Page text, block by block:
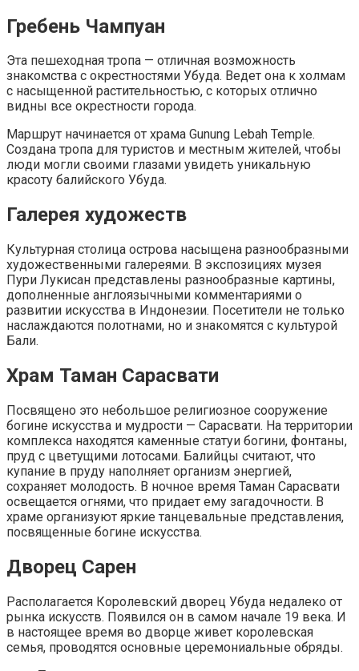
Гребень Чампуан
Эта пешеходная тропа — отличная возможность
знакомства с окрестностями Убуда. Ведет она к холмам
с насыщенной растительностью, с которых отлично
видны все окрестности города.
Маршрут начинается от храма Gunung Lebah Temple.
Создана тропа для туристов и местным жителей, чтобы
люди могли своими глазами увидеть уникальную
красоту балийского Убуда.
Галерея художеств
Культурная столица острова насыщена разнообразными
художественными галереями. В экспозициях музея
Пури Лукисан представлены разнообразные картины,
дополненные англоязычными комментариями о
развитии искусства в Индонезии. Посетители не только
наслаждаются полотнами, но и знакомятся с культурой
Бали.
Храм Таман Сарасвати
Посвящено это небольшое религиозное сооружение
богине искусства и мудрости — Сарасвати. На территории
комплекса находятся каменные статуи богини, фонтаны,
пруд с цветущими лотосами. Балийцы считают, что
купание в пруду наполняет организм энергией,
сохраняет молодость. В ночное время Таман Сарасвати
освещается огнями, что придает ему загадочности. В
храме организуют яркие танцевальные представления,
посвященные богине искусства.
Дворец Сарен
Располагается Королевский дворец Убуда недалеко от
рынка искусств. Появился он в самом начале 19 века. И
в настоящее время во дворце живет королевская
семья, проводятся основные церемониальные обряды.